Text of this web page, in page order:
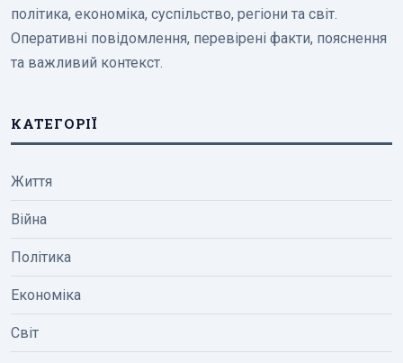
політика, економіка, суспільство, регіони та світ.
Оперативні повідомлення, перевірені факти, пояснення
та важливий контекст.
КАТЕГОРІЇ
Життя
Війна
Політика
Економіка
Світ